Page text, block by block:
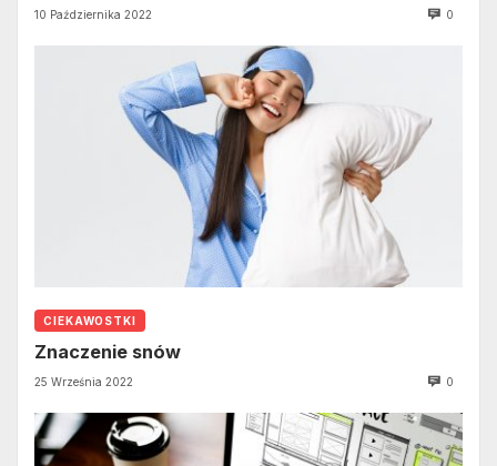
10 Października 2022 0
CIEKAWOSTKI
Znaczenie snów
25 Września 2022 0